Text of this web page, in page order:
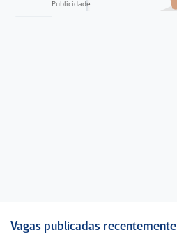
Vagas publicadas recentemente